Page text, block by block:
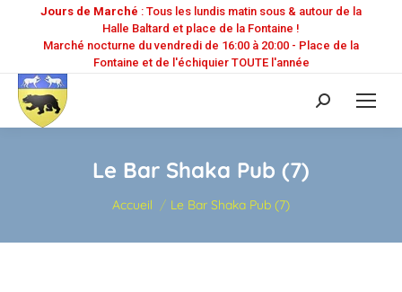
Jours de Marché : Tous les lundis matin sous & autour de la
Halle Baltard et place de la Fontaine !
Marché nocturne du vendredi de 16:00 à 20:00 - Place de la
Fontaine et de l'échiquier TOUTE l'année
Recherche
:
Le Bar Shaka Pub (7)
Vous êtes ici :
Accueil Le Bar Shaka Pub (7)